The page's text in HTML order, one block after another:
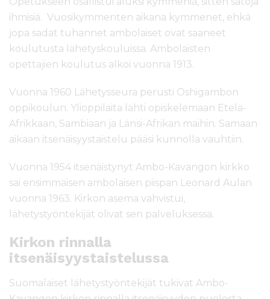
ihmisiä. Vuosikymmenten aikana kymmenet, ehkä
jopa sadat tuhannet ambolaiset ovat saaneet
koulutusta lähetyskouluissa. Ambolaisten
opettajien koulutus alkoi vuonna 1913.
Vuonna 1960 Lähetysseura perusti Oshigambon
oppikoulun. Ylioppilaita lähti opiskelemaan Etelä-
Afrikkaan, Sambiaan ja Länsi-Afrikan maihin. Samaan
aikaan itsenäisyystaistelu pääsi kunnolla vauhtiin.
Vuonna 1954 itsenäistynyt Ambo-Kavangon kirkko
sai ensimmäisen ambolaisen piispan Leonard Aulan
vuonna 1963. Kirkon asema vahvistui,
lähetystyöntekijät olivat sen palveluksessa.
Kirkon rinnalla
itsenäisyystaistelussa
Suomalaiset lähetystyöntekijät tukivat Ambo-